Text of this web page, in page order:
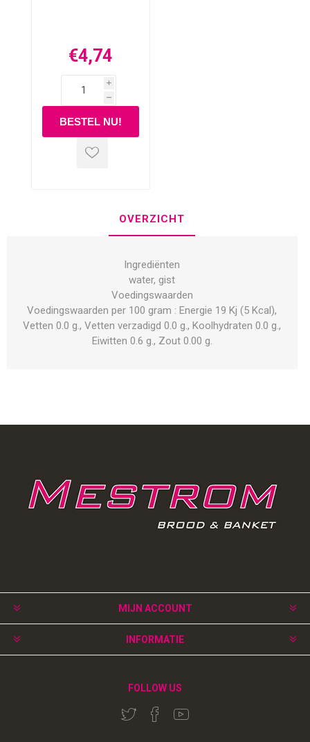
€4,74
i
h
OVERZICHT
Ingrediënten
water, gist
Voedingswaarden
Voedingswaarden per 100 gram : Energie 19 Kj (5 Kcal),
Vetten 0.0 g., Vetten verzadigd 0.0 g., Koolhydraten 0.0 g.,
Eiwitten 0.6 g., Zout 0.00 g.
MIJN ACCOUNT
INFORMATIE
FOLLOW US